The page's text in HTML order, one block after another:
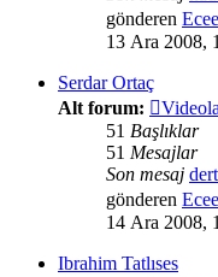
gönderen
13 Ara 2008,
Serdar Ortaç
Alt forum:
51 Başlıklar
51 Mesajlar
Son mesaj
gönderen
14 Ara 2008,
Ibrahim Tatlıses